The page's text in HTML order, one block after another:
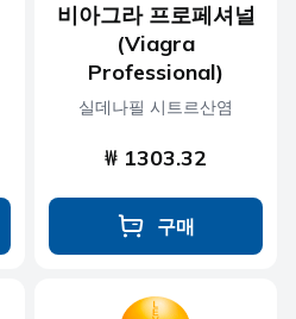
비아그라 프로페셔널
(Viagra
Professional)
실데나필 시트르산염
₩ 1303.32
구매